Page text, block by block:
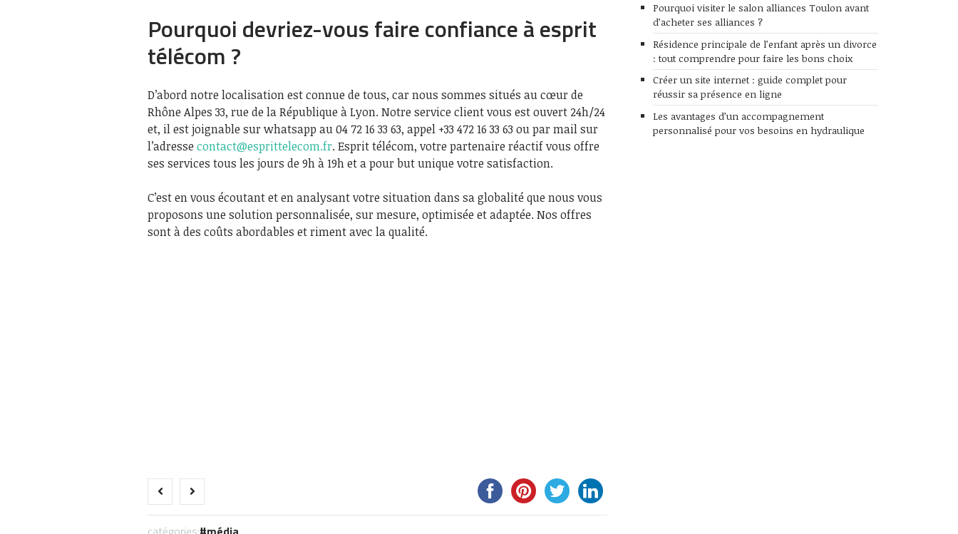
Pourquoi devriez-vous faire confiance à esprit
télécom ?
D’abord notre localisation est connue de tous, car nous sommes situés au cœur de
Rhône Alpes 33, rue de la République à Lyon. Notre service client vous est ouvert 24h/24
et, il est joignable sur whatsapp au 04 72 16 33 63, appel +33 472 16 33 63 ou par mail sur
l’adresse contact@esprittelecom.fr. Esprit télécom, votre partenaire réactif vous offre
ses services tous les jours de 9h à 19h et a pour but unique votre satisfaction.
C’est en vous écoutant et en analysant votre situation dans sa globalité que nous vous
proposons une solution personnalisée, sur mesure, optimisée et adaptée. Nos offres
sont à des coûts abordables et riment avec la qualité.
Pourquoi visiter le salon alliances Toulon avant
d’acheter ses alliances ?
Résidence principale de l’enfant après un divorce
: tout comprendre pour faire les bons choix
Créer un site internet : guide complet pour
réussir sa présence en ligne
Les avantages d’un accompagnement
personnalisé pour vos besoins en hydraulique